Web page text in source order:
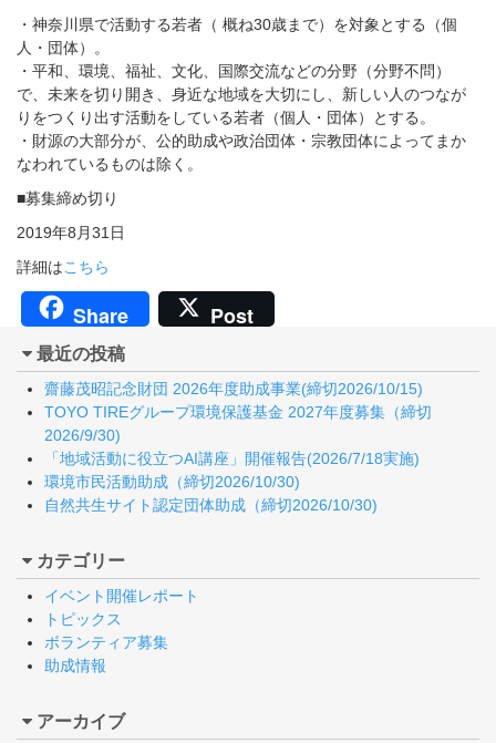
・神奈川県で活動する若者（ 概ね30歳まで）を対象とする（個
人・団体）。
・平和、環境、福祉、文化、国際交流などの分野（分野不問）
で、未来を切り開き、身近な地域を大切にし、新しい人のつなが
りをつくり出す活動をしている若者（個人・団体）とする。
・財源の大部分が、公的助成や政治団体・宗教団体によってまか
なわれているものは除く。
■募集締め切り
2019年8月31日
詳細はこちら
Share Post
最近の投稿
齋藤茂昭記念財団 2026年度助成事業(締切2026/10/15)
TOYO TIREグループ環境保護基金 2027年度募集（締切
2026/9/30)
「地域活動に役立つAI講座」開催報告(2026/7/18実施)
環境市民活動助成（締切2026/10/30)
自然共生サイト認定団体助成（締切2026/10/30)
カテゴリー
イベント開催レポート
トピックス
ボランティア募集
助成情報
アーカイブ